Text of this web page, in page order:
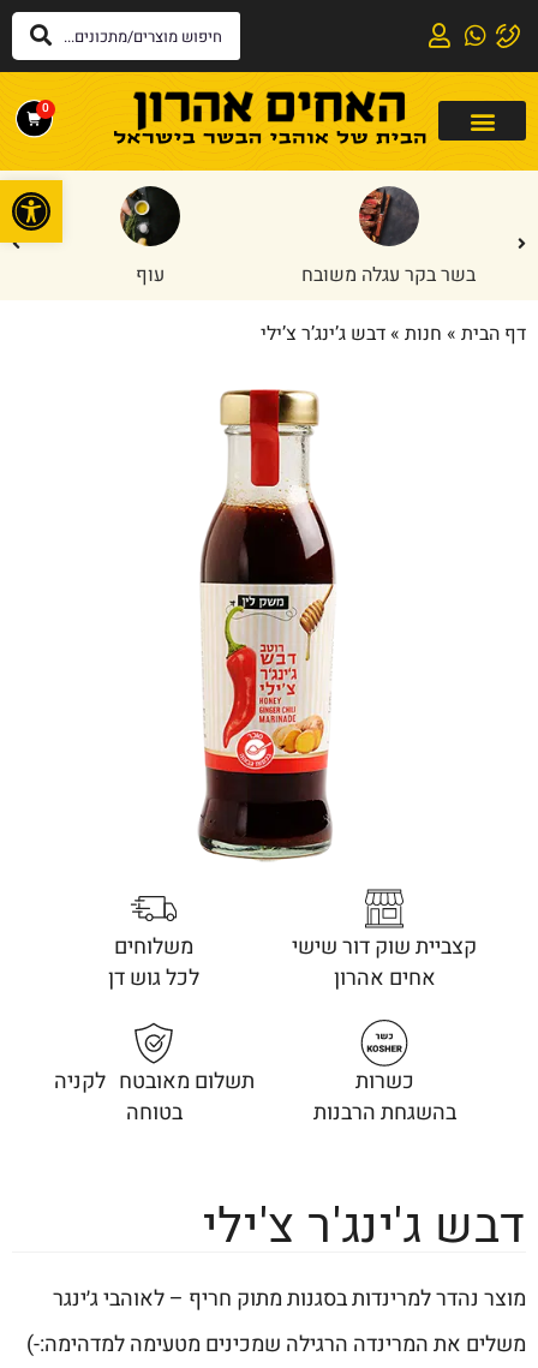
0
בשר בקר עגלה משובח עוף
דף הבית » חנות »דבש ג’ינג’ר צ’ילי
דבש ג'ינג'ר צ'ילי
מוצר נהדר למרינדות בסגנות מתוק חריף – לאוהבי ג׳ינגר
משלים את המרינדה הרגילה שמכינים מטעימה למדהימה:-)
קצביית שוק דור שישי
אחים אהרון
משלוחים
לכל גוש דן
כשרות
בהשגחת הרבנות
תשלום מאובטח לקניה
בטוחה